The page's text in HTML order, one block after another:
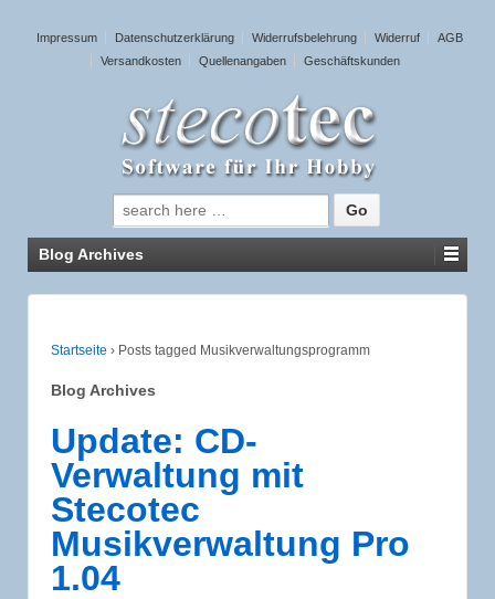
Impressum Datenschutzerklärung Widerrufsbelehrung Widerruf
AGB
Versandkosten
Quellenangaben Geschäftskunden
Suche nach:
Blog Archives
Startseite › Posts tagged Musikverwaltungsprogramm
Blog Archives
Update: CD-
Verwaltung mit
Stecotec
Musikverwaltung Pro
1.04